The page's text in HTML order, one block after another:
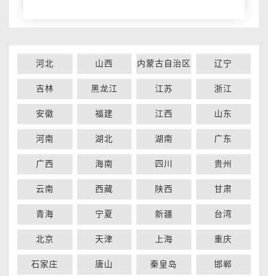
河北 山西 内蒙古自治区 辽宁
吉林 黑龙江 江苏 浙江
安徽 福建 江西 山东
河南 湖北 湖南 广东
广西 海南 四川 贵州
云南 西藏 陕西 甘肃
青海 宁夏 新疆 台湾
北京 天津 上海 重庆
石家庄 唐山 秦皇岛 邯郸